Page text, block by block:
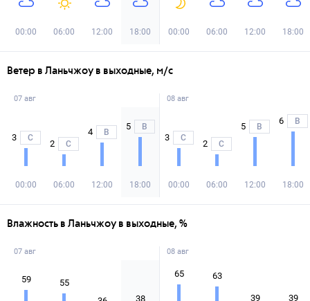
00:00 06:00 12:00 18:00 00:00 06:00 12:00 18:00
Ветер в Ланьчжоу в выходные, м/с
07 авг
3 С
00:00
2 С
06:00
4 В
12:00
5 В
18:00
08 авг
3 С
00:00
2 С
06:00
5 В
12:00
6 В
18:00
Влажность в Ланьчжоу в выходные, %
07 авг
59 55
38
08 авг
65 63
39 39